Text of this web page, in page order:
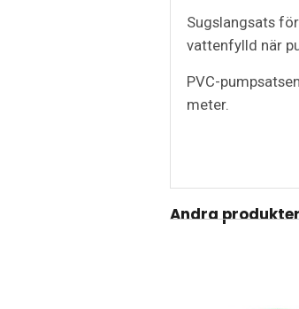
Sugslangsats
vattenfylld när
PVC-
meter.
Andra